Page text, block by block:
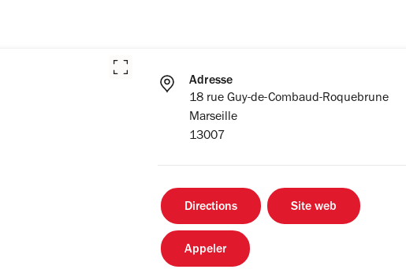
Adresse
18 rue Guy-de-Combaud-Roquebrune
Marseille
13007
Directions Site web
Appeler